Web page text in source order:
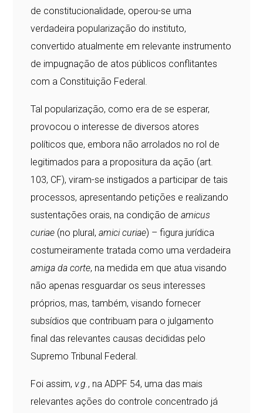
de constitucionalidade, operou-se uma
verdadeira popularização do instituto,
convertido atualmente em relevante instrumento
de impugnação de atos públicos conflitantes
com a Constituição Federal.
Tal popularização, como era de se esperar,
provocou o interesse de diversos atores
políticos que, embora não arrolados no rol de
legitimados para a propositura da ação (art.
103, CF), viram-se instigados a participar de tais
processos, apresentando petições e realizando
sustentações orais, na condição deamicus
curiae (no plural,amici curiae) – figura jurídica
costumeiramente tratada como uma verdadeira
amiga da corte, na medida em que atua visando
não apenas resguardar os seus interesses
próprios, mas, também, visando fornecer
subsídios que contribuam para o julgamento
final das relevantes causas decididas pelo
Supremo Tribunal Federal.
Foi assim, v.g., na ADPF 54, uma das mais
relevantes ações do controle concentrado já